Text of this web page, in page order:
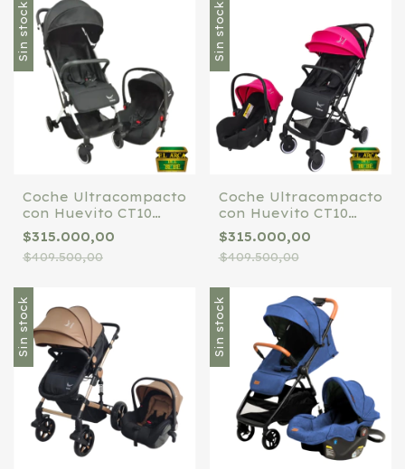
Sin stock
Coche Ultracompacto
con Huevito CT10
TinoKids negro caño
blanco
$315.000,00
$409.500,00
Sin stock
Coche Ultracompacto
con Huevito CT10
TinoKids fucsia
$315.000,00
$409.500,00
Sin stock Sin stock